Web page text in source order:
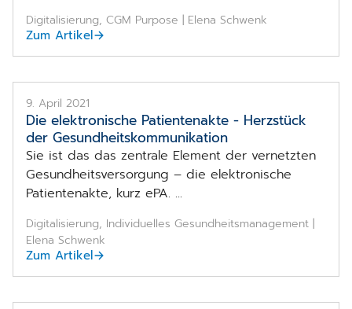
Digitalisierung, CGM Purpose | Elena Schwenk
Zum Artikel
9. April 2021
Die elektronische Patientenakte - Herzstück
der Gesundheits­kommunikation
Sie ist das das zentrale Element der vernetzten
Gesundheitsversorgung – die elektronische
Patientenakte, kurz ePA. ...
Digitalisierung, Individuelles Gesundheitsmanagement |
Elena Schwenk
Zum Artikel